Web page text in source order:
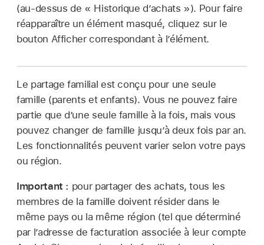
(au-dessus de « Historique d’achats »). Pour faire
réapparaître un élément masqué, cliquez sur le
bouton Afficher correspondant à l’élément.
Le partage familial est conçu pour une seule
famille (parents et enfants). Vous ne pouvez faire
partie que d’une seule famille à la fois, mais vous
pouvez changer de famille jusqu’à deux fois par an.
Les fonctionnalités peuvent varier selon votre pays
ou région.
Important : pour partager des achats, tous les
membres de la famille doivent résider dans le
même pays ou la même région (tel que déterminé
par l’adresse de facturation associée à leur compte